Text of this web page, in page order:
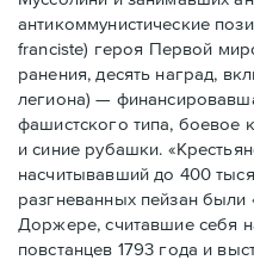
антикоммунистические
franciste) героя Первой
ранения, десять наград,
легиона) —
фашистского типа, боевое
и синие рубашки.
насчитывавший до 400
разгневанных пейзан
Доржере, считавшие себя
повстанцев 1793 года и